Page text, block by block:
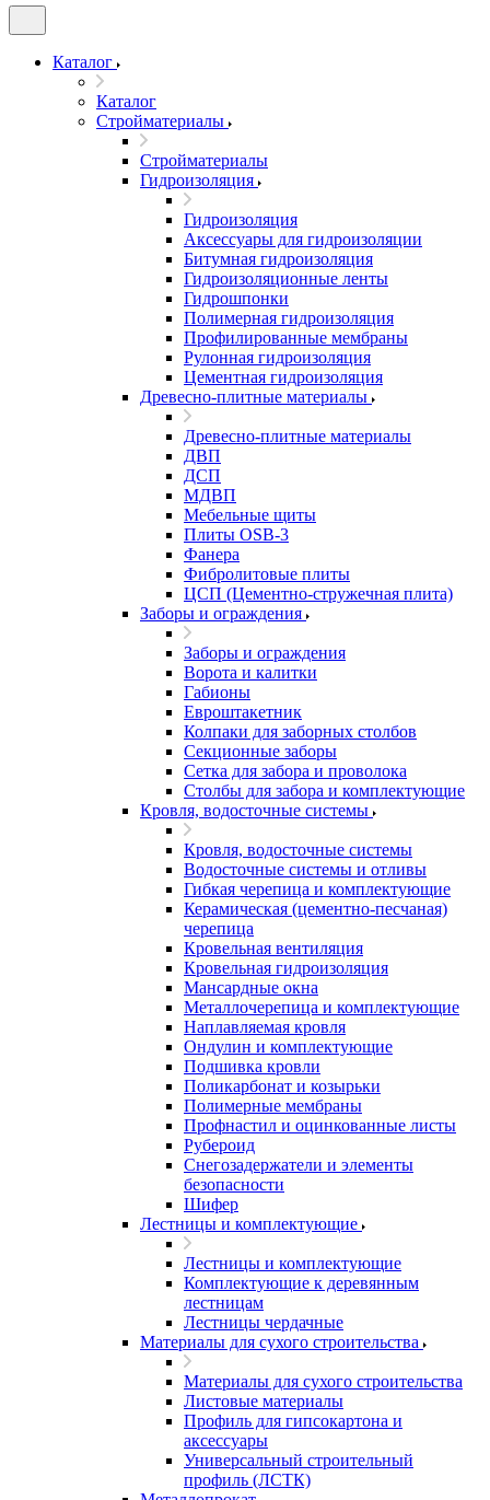
Каталог
Каталог
Стройматериалы
Стройматериалы
Гидроизоляция
Гидроизоляция
Аксессуары для гидроизоляции
Битумная гидроизоляция
Гидроизоляционные ленты
Гидрошпонки
Полимерная гидроизоляция
Профилированные мембраны
Рулонная гидроизоляция
Цементная гидроизоляция
Древесно-плитные материалы
Древесно-плитные материалы
ДВП
ДСП
МДВП
Мебельные щиты
Плиты OSB-3
Фанера
Фибролитовые плиты
ЦСП (Цементно-стружечная плита)
Заборы и ограждения
Заборы и ограждения
Ворота и калитки
Габионы
Евроштакетник
Колпаки для заборных столбов
Секционные заборы
Сетка для забора и проволока
Столбы для забора и комплектующие
Кровля, водосточные системы
Кровля, водосточные системы
Водосточные системы и отливы
Гибкая черепица и комплектующие
Керамическая (цементно-песчаная)
черепица
Кровельная вентиляция
Кровельная гидроизоляция
Мансардные окна
Металлочерепица и комплектующие
Наплавляемая кровля
Ондулин и комплектующие
Подшивка кровли
Поликарбонат и козырьки
Полимерные мембраны
Профнастил и оцинкованные листы
Рубероид
Снегозадержатели и элементы
безопасности
Шифер
Лестницы и комплектующие
Лестницы и комплектующие
Комплектующие к деревянным
лестницам
Лестницы чердачные
Материалы для сухого строительства
Материалы для сухого строительства
Листовые материалы
Профиль для гипсокартона и
аксессуары
Универсальный строительный
профиль (ЛСТК)